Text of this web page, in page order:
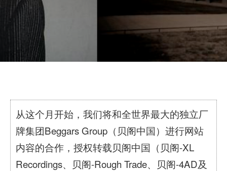
从这个月开始，我们将和全世界最大的独立厂
牌集团Beggars Group（贝阁中国）进行网站
内容的合作，授权转载贝阁中国（贝阁-XL
Recordings、贝阁-Rough Trade、贝阁-4AD及